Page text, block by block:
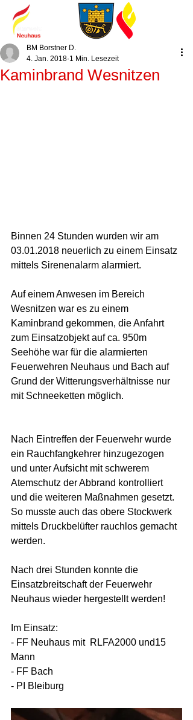
Kaminbrand Wesnitzen
BM Borstner D.
4. Jan. 2018 1 Min. Lesezeit
Binnen 24 Stunden wurden wir am
03.01.2018 neuerlich zu einem Einsatz
mittels Sirenenalarm alarmiert.
Auf einem Anwesen im Bereich
Wesnitzen war es zu einem
Kaminbrand gekommen, die Anfahrt
zum Einsatzobjekt auf ca. 950m
Seehöhe war für die alarmierten
Feuerwehren Neuhaus und Bach auf
Grund der Witterungsverhältnisse nur
mit Schneeketten möglich.
Nach Eintreffen der Feuerwehr wurde
ein Rauchfangkehrer hinzugezogen
und unter Aufsicht mit schwerem
Atemschutz der Abbrand kontrolliert
und die weiteren Maßnahmen gesetzt.
So musste auch das obere Stockwerk
mittels Druckbelüfter rauchlos gemacht
werden.
Nach drei Stunden konnte die
Einsatzbreitschaft der Feuerwehr
Neuhaus wieder hergestellt werden!
Im Einsatz:
- FF Neuhaus mit  RLFA2000 und15
Mann
- FF Bach
- PI Bleiburg